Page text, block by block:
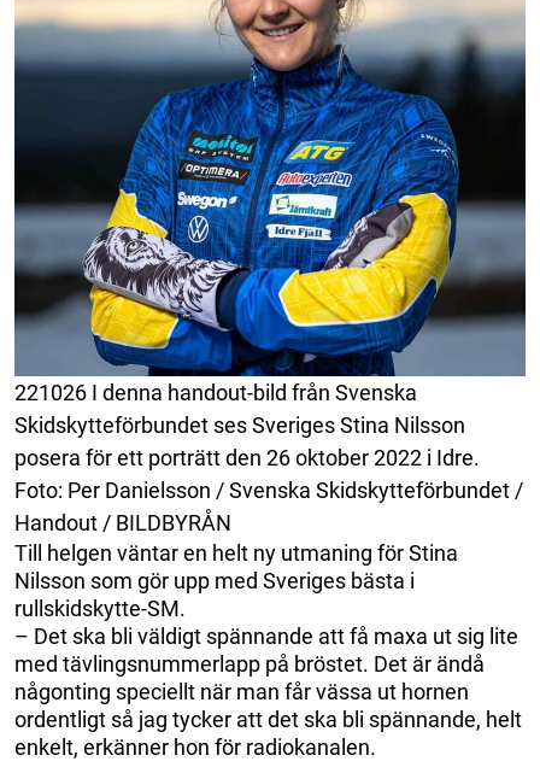
221026 I denna handout-bild från Svenska
Skidskytteförbundet ses Sveriges Stina Nilsson
posera för ett porträtt den 26 oktober 2022 i Idre.
Foto: Per Danielsson / Svenska Skidskytteförbundet /
Handout / BILDBYRÅN
Till helgen väntar en helt ny utmaning för Stina
Nilsson som gör upp med Sveriges bästa i
rullskidskytte-SM.
– Det ska bli väldigt spännande att få maxa ut sig lite
med tävlingsnummerlapp på bröstet. Det är ändå
någonting speciellt när man får vässa ut hornen
ordentligt så jag tycker att det ska bli spännande, helt
enkelt, erkänner hon för radiokanalen.